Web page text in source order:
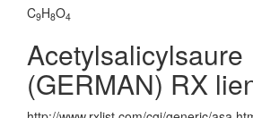
C9H8O4
Acetylsalicylsaure
(GERMAN) RX